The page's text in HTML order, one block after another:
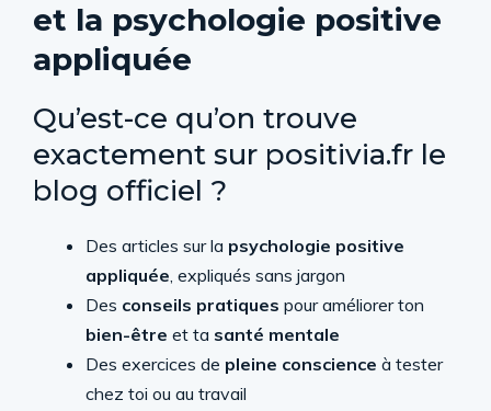
et la psychologie positive
appliquée
Qu’est-ce qu’on trouve
exactement sur positivia.fr le
blog officiel ?
Des articles sur la psychologie positive
appliquée, expliqués sans jargon
Des conseils pratiques pour améliorer ton
bien-être et ta santé mentale
Des exercices de pleine conscience à tester
chez toi ou au travail